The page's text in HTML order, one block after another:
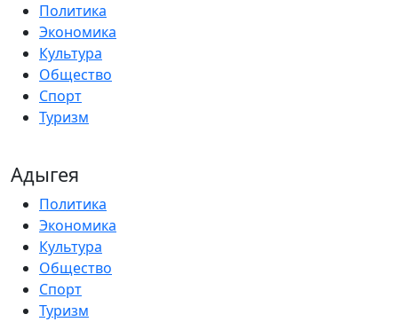
Политика
Экономика
Культура
Общество
Спорт
Туризм
Адыгея
Политика
Экономика
Культура
Общество
Спорт
Туризм